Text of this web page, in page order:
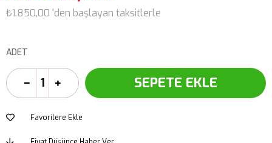
₺1.850,00 'den başlayan taksitlerle
ADET
Favorilere Ekle